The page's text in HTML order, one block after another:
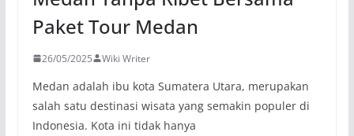
Paket Tour Medan
26/05/2025 Wiki Writer
Medan adalah ibu kota Sumatera Utara, merupakan
salah satu destinasi wisata yang semakin populer di
Indonesia. Kota ini tidak hanya